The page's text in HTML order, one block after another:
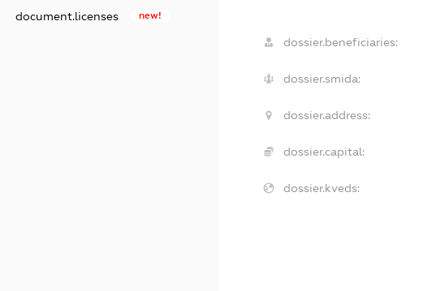
document.licenses new!
dossier.beneficiaries:
dossier.smida:
dossier.address:
dossier.capital:
dossier.kveds: